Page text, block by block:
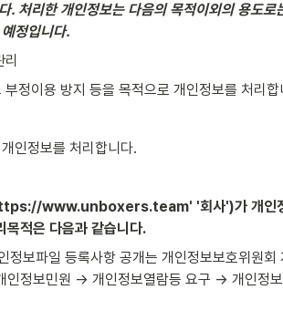
. 처리한 개인정보는 다음의 목적이외의 용도
정입니다.
부정이용 방지 등을 목적으로 개인정보를 처리합
인정보를 처리합니다.
www.unboxers.team' '회사')가 개인정
목적은 다음과 같습니다.
정보파일 등록사항 공개는 개인정보보호위원회
정보민원 → 개인정보열람등 요구 → 개인정보